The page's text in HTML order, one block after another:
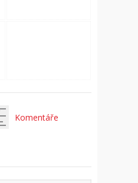
Komentáře